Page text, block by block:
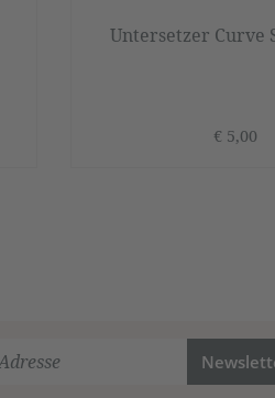
Untersetzer Curve
€ 5,00